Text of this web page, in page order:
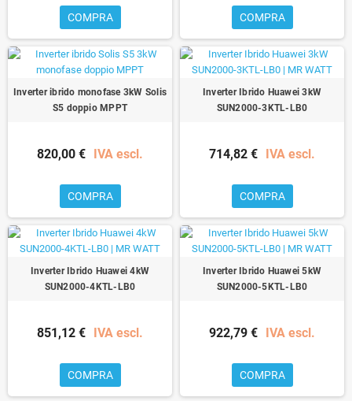
COMPRA COMPRA
Inverter ibrido monofase 3kW Solis
S5 doppio MPPT
820,00 € IVA escl.
COMPRA
Inverter Ibrido Huawei 3kW
SUN2000-3KTL-LB0
714,82 € IVA escl.
COMPRA
Inverter Ibrido Huawei 4kW
SUN2000-4KTL-LB0
851,12 € IVA escl.
COMPRA
Inverter Ibrido Huawei 5kW
SUN2000-5KTL-LB0
922,79 € IVA escl.
COMPRA